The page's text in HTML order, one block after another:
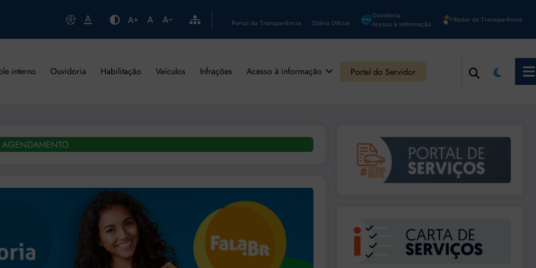
Portal da Transparência Diário Oficial
Ouvidoria
Acesso à Informação
Radar da Transparência
interno Ouvidoria Habilitação Veículos Infrações Acesso à informação Portal do Servidor
AGENDAMENTO